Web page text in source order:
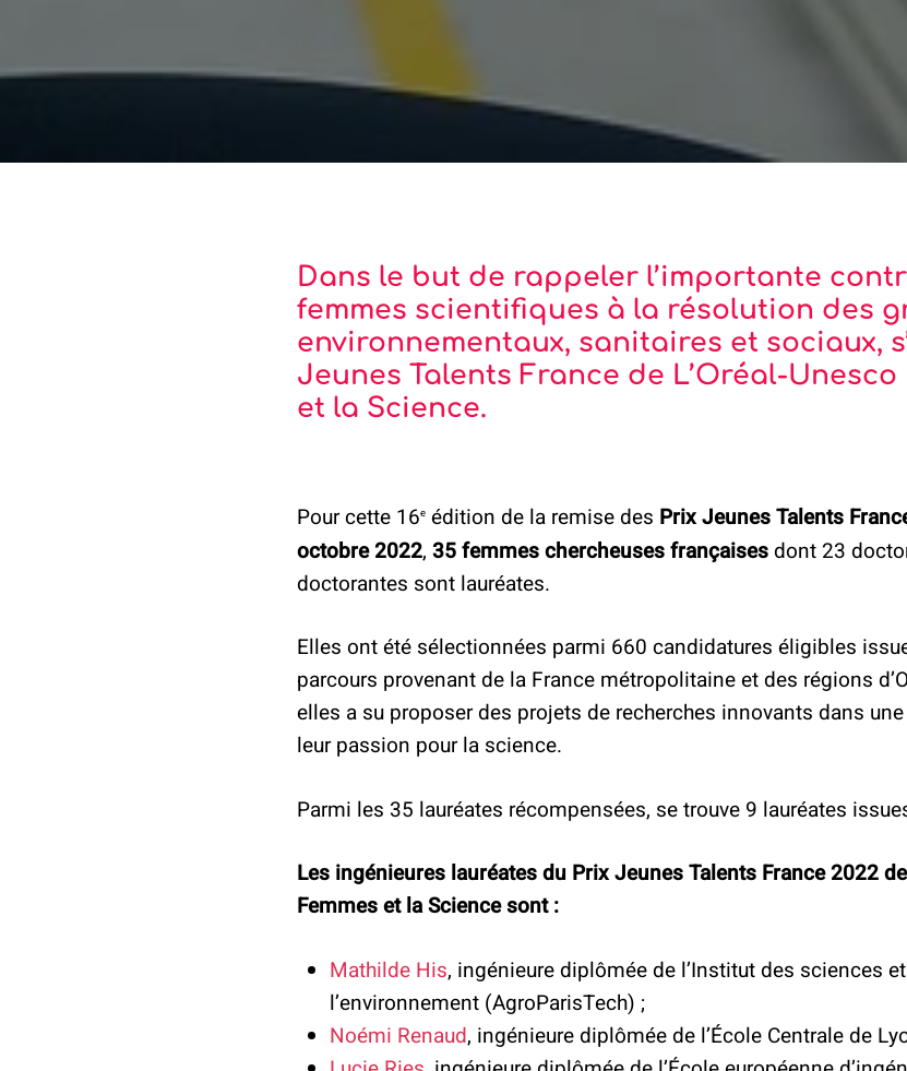
Dans le but de rappeler l’importante
femmes scientifiques à la résolution des
environnementaux, sanitaires et sociaux,
Jeunes Talents France de L’Oréal-
et la Science.
Pour cette 16e édition de la remise des Prix Jeunes Talents
octobre 2022, 35 femmes chercheuses françaises dont 23
doctorantes sont lauréates.
Elles ont été sélectionnées parmi 660 candidatures éligibles
parcours provenant de la France métropolitaine et des régions
elles a su proposer des projets de recherches innovants dans
leur passion pour la science.
Parmi les 35 lauréates récompensées, se trouve 9 lauréates
Les ingénieures lauréates du Prix Jeunes Talents France 2022
Femmes et la Science sont :
Mathilde His, ingénieure diplômée de l’Institut des sciences
l’environnement (AgroParisTech) ;
Noémi Renaud, ingénieure diplômée de l’École Centrale de